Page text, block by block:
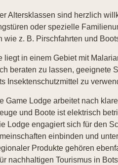
Altersklassen sind herzlich
oder spezielle
wie z. B. Pirschfahrten und
liegt in einem Gebiet mit
beraten zu lassen, geeignete
Insektenschutzmittel zu
Game Lodge arbeitet nach
und Boote ist elektrisch
Lodge engagiert sich für den
einbinden und
Produkte gehören
nachhaltigen Tourismus in